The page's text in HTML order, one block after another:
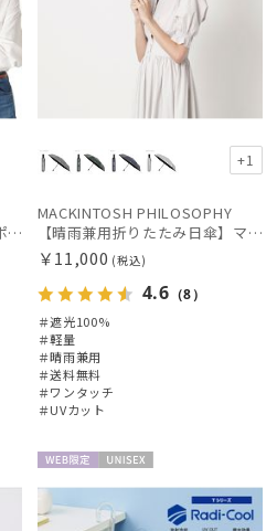
【晴雨兼用折りたたみ日傘】ポロ ラルフ ローレン (POLO RALPH LAUREN) カラーベア 遮光 遮熱 UV 晴雨兼用
+1
MACKINTOSH PHILOSOPHY
【晴雨兼用折りたたみ日傘】マッキントッシュ フィロソフィー (MACKINTOSH PHILOSOPHY) バーブレラ サンプロテクト（SUNPROTECT）自動開閉 遮光100
￥11,000 (税込)
4.6 （8）
＃遮光100%
＃軽量
＃晴雨兼用
＃送料無料
＃ワンタッチ
＃UVカット
定